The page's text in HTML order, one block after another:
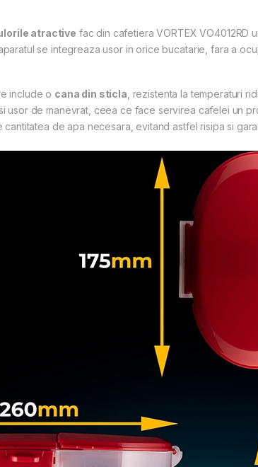
atractive fac din cafetiera VORTEX VO4012RD
se integreaza usor in orice bucatarie, fara a
include o cana din sticla , rezistenta la temperaturi
usor de manevrat, ceea ce face servirea cafelei un
de apa necesara, evitand astfel risipa si